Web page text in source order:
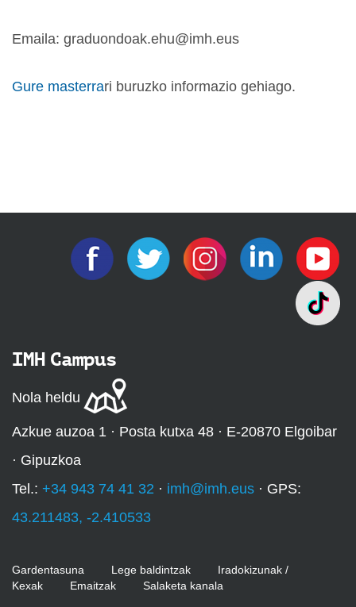
Emaila: graduondoak.ehu@imh.eus
Gure masterrari buruzko informazio gehiago.
IMH Campus
Nola heldu
Azkue auzoa 1 · Posta kutxa 48 · E-20870 Elgoibar
· Gipuzkoa
Tel.: +34 943 74 41 32 · imh@imh.eus · GPS:
43.211483, -2.410533
Gardentasuna Lege baldintzak
Iradokizunak /
Kexak
Emaitzak Salaketa kanala